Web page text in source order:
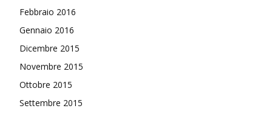
Febbraio 2016
Gennaio 2016
Dicembre 2015
Novembre 2015
Ottobre 2015
Settembre 2015